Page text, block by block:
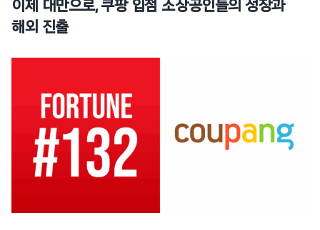
이제 대만으로, 쿠팡 입점 소상공인들의 성장과
해외 진출